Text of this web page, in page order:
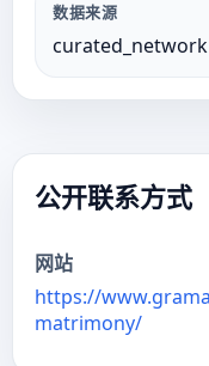
数据来源
curated_network
公开联系方式
网站
https://
matrimony/